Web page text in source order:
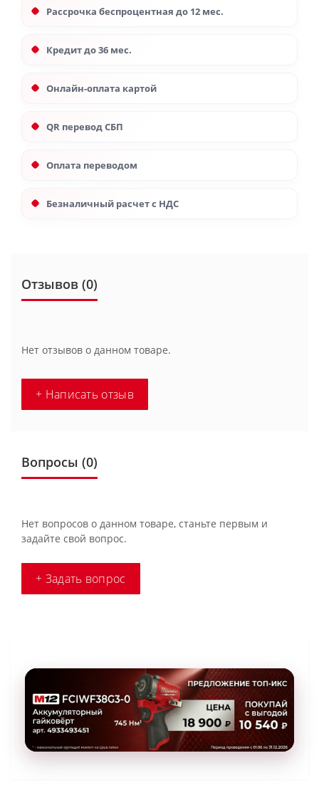
Рассрочка беспроцентная до 12 мес.
Кредит до 36 мес.
Онлайн-оплата картой
QR перевод СБП
Оплата переводом
Безналичный расчет с НДС
Отзывов (0)
Нет отзывов о данном товаре.
+ Написать отзыв
Вопросы (0)
Нет вопросов о данном товаре, станьте первым и
задайте свой вопрос.
+ Задать вопрос